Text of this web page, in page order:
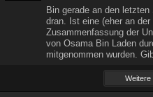
Bin gerade an den
dran. Ist eine (eher an
Zusammenfassung der
von Osama Bin Laden
mitgenommen wurden.
Weitere